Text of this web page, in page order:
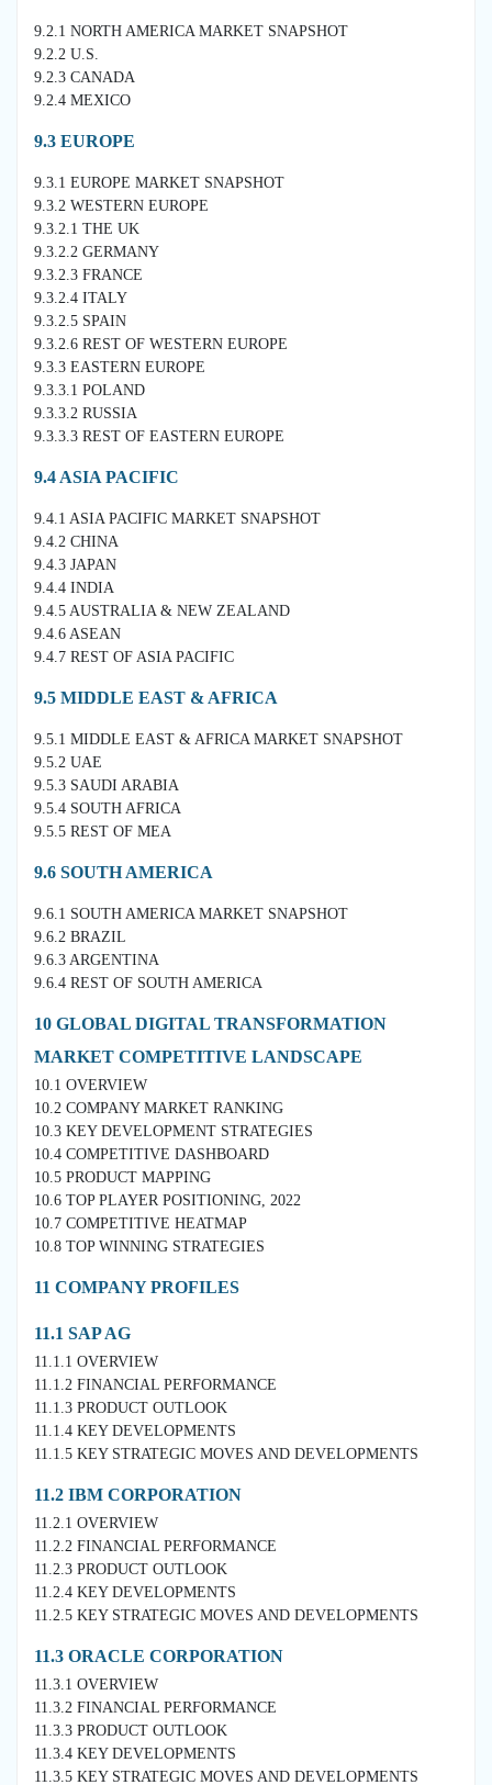
9.2.1 NORTH AMERICA MARKET SNAPSHOT
9.2.2 U.S.
9.2.3 CANADA
9.2.4 MEXICO
9.3 EUROPE
9.3.1 EUROPE MARKET SNAPSHOT
9.3.2 WESTERN EUROPE
9.3.2.1 THE UK
9.3.2.2 GERMANY
9.3.2.3 FRANCE
9.3.2.4 ITALY
9.3.2.5 SPAIN
9.3.2.6 REST OF WESTERN EUROPE
9.3.3 EASTERN EUROPE
9.3.3.1 POLAND
9.3.3.2 RUSSIA
9.3.3.3 REST OF EASTERN EUROPE
9.4 ASIA PACIFIC
9.4.1 ASIA PACIFIC MARKET SNAPSHOT
9.4.2 CHINA
9.4.3 JAPAN
9.4.4 INDIA
9.4.5 AUSTRALIA & NEW ZEALAND
9.4.6 ASEAN
9.4.7 REST OF ASIA PACIFIC
9.5 MIDDLE EAST & AFRICA
9.5.1 MIDDLE EAST & AFRICA MARKET SNAPSHOT
9.5.2 UAE
9.5.3 SAUDI ARABIA
9.5.4 SOUTH AFRICA
9.5.5 REST OF MEA
9.6 SOUTH AMERICA
9.6.1 SOUTH AMERICA MARKET SNAPSHOT
9.6.2 BRAZIL
9.6.3 ARGENTINA
9.6.4 REST OF SOUTH AMERICA
10 GLOBAL DIGITAL TRANSFORMATION
MARKET COMPETITIVE LANDSCAPE
10.1 OVERVIEW
10.2 COMPANY MARKET RANKING
10.3 KEY DEVELOPMENT STRATEGIES
10.4 COMPETITIVE DASHBOARD
10.5 PRODUCT MAPPING
10.6 TOP PLAYER POSITIONING, 2022
10.7 COMPETITIVE HEATMAP
10.8 TOP WINNING STRATEGIES
11 COMPANY PROFILES
11.1 SAP AG
11.1.1 OVERVIEW
11.1.2 FINANCIAL PERFORMANCE
11.1.3 PRODUCT OUTLOOK
11.1.4 KEY DEVELOPMENTS
11.1.5 KEY STRATEGIC MOVES AND DEVELOPMENTS
11.2 IBM CORPORATION
11.2.1 OVERVIEW
11.2.2 FINANCIAL PERFORMANCE
11.2.3 PRODUCT OUTLOOK
11.2.4 KEY DEVELOPMENTS
11.2.5 KEY STRATEGIC MOVES AND DEVELOPMENTS
11.3 ORACLE CORPORATION
11.3.1 OVERVIEW
11.3.2 FINANCIAL PERFORMANCE
11.3.3 PRODUCT OUTLOOK
11.3.4 KEY DEVELOPMENTS
11.3.5 KEY STRATEGIC MOVES AND DEVELOPMENTS